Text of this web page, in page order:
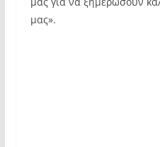
μας».